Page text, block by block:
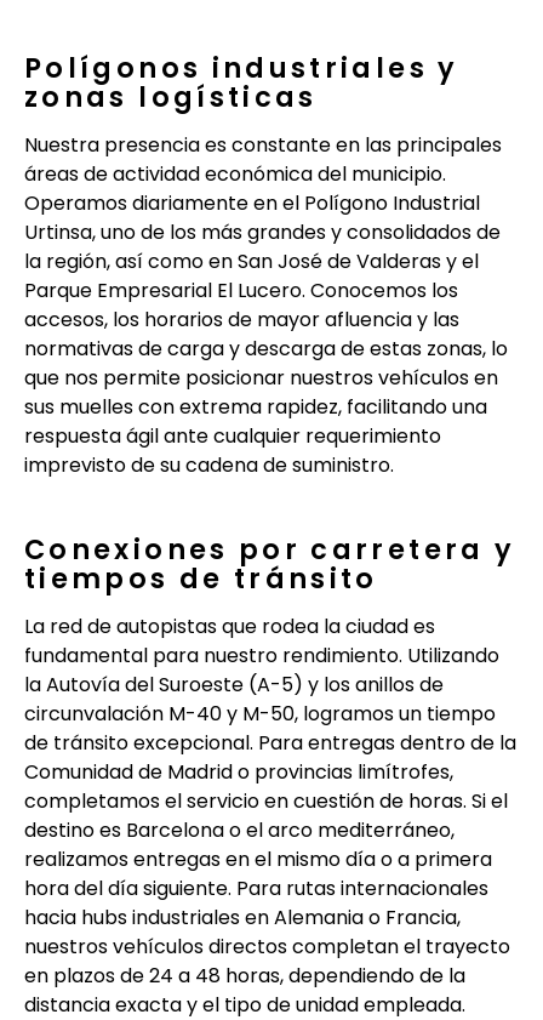
Polígonos industriales y
zonas logísticas
Nuestra presencia es constante en las principales
áreas de actividad económica del municipio.
Operamos diariamente en el Polígono Industrial
Urtinsa, uno de los más grandes y consolidados de
la región, así como en San José de Valderas y el
Parque Empresarial El Lucero. Conocemos los
accesos, los horarios de mayor afluencia y las
normativas de carga y descarga de estas zonas, lo
que nos permite posicionar nuestros vehículos en
sus muelles con extrema rapidez, facilitando una
respuesta ágil ante cualquier requerimiento
imprevisto de su cadena de suministro.
Conexiones por carretera y
tiempos de tránsito
La red de autopistas que rodea la ciudad es
fundamental para nuestro rendimiento. Utilizando
la Autovía del Suroeste (A-5) y los anillos de
circunvalación M-40 y M-50, logramos un tiempo
de tránsito excepcional. Para entregas dentro de la
Comunidad de Madrid o provincias limítrofes,
completamos el servicio en cuestión de horas. Si el
destino es Barcelona o el arco mediterráneo,
realizamos entregas en el mismo día o a primera
hora del día siguiente. Para rutas internacionales
hacia hubs industriales en Alemania o Francia,
nuestros vehículos directos completan el trayecto
en plazos de 24 a 48 horas, dependiendo de la
distancia exacta y el tipo de unidad empleada.